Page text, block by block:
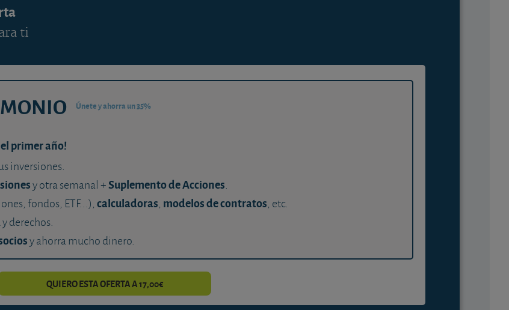
ti
Únete y ahorra un 35%
primer año!
inversiones.
y otra semanal +Suplemento de Acciones.
fondos, ETF...),calculadoras, modelos de contratos, etc.
derechos.
y ahorra mucho dinero.
QUIERO ESTA OFERTA A 17,00€